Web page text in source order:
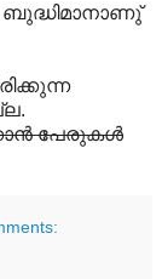
പേരുകള്‍